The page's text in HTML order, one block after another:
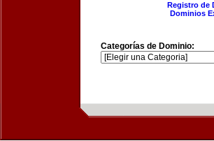
Registro de
Dominios
Categorías de Dominio: